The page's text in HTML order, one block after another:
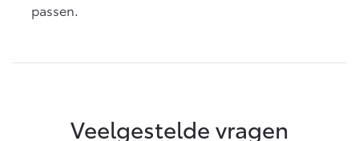
passen.
Veelgestelde vragen